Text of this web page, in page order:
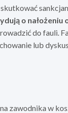
o nałożeniu
do fauli.
lub
zawodnika w